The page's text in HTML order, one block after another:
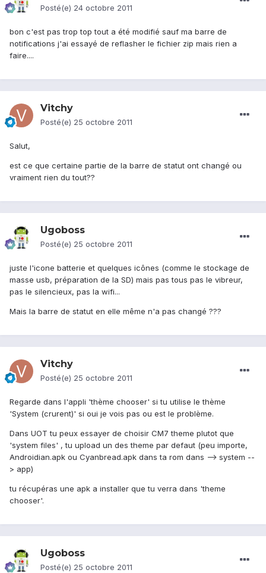
Posté(e) 24 octobre 2011
bon c'est pas trop top tout a été modifié sauf ma barre de
notifications j'ai essayé de reflasher le fichier zip mais rien a
faire....
Vitchy
Posté(e) 25 octobre 2011
Salut,
est ce que certaine partie de la barre de statut ont changé ou
vraiment rien du tout??
Ugoboss
Posté(e) 25 octobre 2011
juste l'icone batterie et quelques icônes (comme le stockage de
masse usb, préparation de la SD) mais pas tous pas le vibreur,
pas le silencieux, pas la wifi...
Mais la barre de statut en elle même n'a pas changé ???
Vitchy
Posté(e) 25 octobre 2011
Regarde dans l'appli 'thème chooser' si tu utilise le thème
'System (crurent)' si oui je vois pas ou est le problème.
Dans UOT tu peux essayer de choisir CM7 theme plutot que
'system files' , tu upload un des theme par defaut (peu importe,
Androidian.apk ou Cyanbread.apk dans ta rom dans --> system --
> app)
tu récupéras une apk a installer que tu verra dans 'theme
chooser'.
Ugoboss
Posté(e) 25 octobre 2011